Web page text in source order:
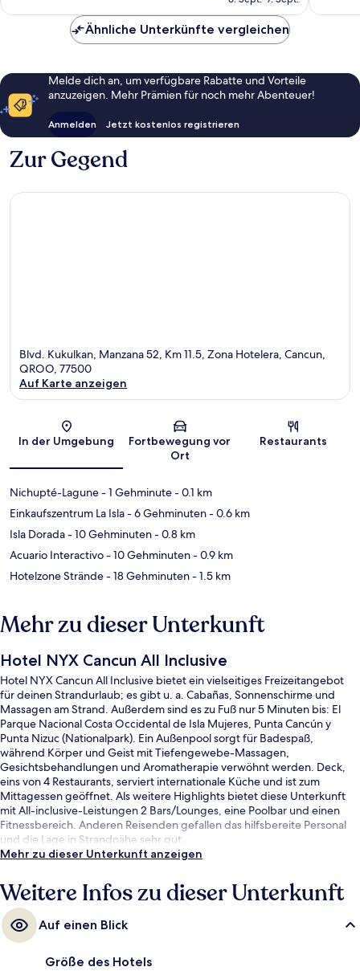
Ähnliche Unterkünfte vergleichen
Melde dich an, um verfügbare Rabatte und Vorteile
anzuzeigen. Mehr Prämien für noch mehr Abenteuer!
Anmelden Jetzt kostenlos registrieren
Zur Gegend
Blvd. Kukulkan, Manzana 52, Km 11.5, Zona Hotelera, Cancun,
QROO, 77500
Auf Karte anzeigen
In der Umgebung
Fortbewegung vor
Ort
Restaurants
Nichupté-Lagune- 1 Gehminute- 0.1 km
Einkaufszentrum La Isla- 6 Gehminuten- 0.6 km
Isla Dorada- 10 Gehminuten- 0.8 km
Acuario Interactivo- 10 Gehminuten- 0.9 km
Hotelzone Strände- 18 Gehminuten- 1.5 km
Mehr zu dieser Unterkunft
Hotel NYX Cancun All Inclusive
Hotel NYX Cancun All Inclusive bietet ein vielseitiges Freizeitangebot
für deinen Strandurlaub; es gibt u. a. Cabañas, Sonnenschirme und
Massagen am Strand. Außerdem sind es zu Fuß nur 5 Minuten bis: El
Parque Nacional Costa Occidental de Isla Mujeres, Punta Cancún y
Punta Nizuc (Nationalpark). Ein Außenpool sorgt für Badespaß,
während Körper und Geist mit Tiefengewebe-Massagen,
Gesichtsbehandlungen und Aromatherapie verwöhnt werden. Deck,
eins von 4 Restaurants, serviert internationale Küche und ist zum
Mittagessen geöffnet. Als weitere Highlights bietet diese Unterkunft
mit All-inclusive-Leistungen 2 Bars/Lounges, eine Poolbar und einen
Fitnessbereich. Anderen Reisenden gefallen das hilfsbereite Personal
und die Lage in Strandnähe sehr gut.
Mehr zu dieser Unterkunft anzeigen
Weitere Infos zu dieser Unterkunft
Auf einen Blick
Größe des Hotels